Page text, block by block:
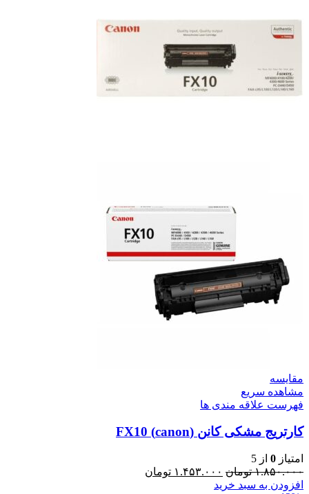
مقایسه
مشاهده سریع
فهرست علاقه مندی ها
کارتریج مشکی کانن (canon) FX10
امتیاز 0 از 5
۱.۸۵۰.۰۰۰ تومان ۱.۴۵۳.۰۰۰ تومان
افزودن به سبد خرید